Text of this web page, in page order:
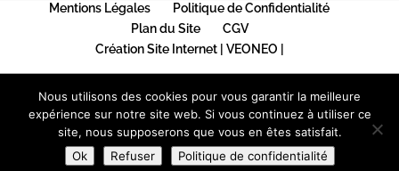
Mentions Légales
Politique de Confidentialité
Plan du Site
CGV
Création Site Internet | VEONEO |
Nous utilisons des cookies pour vous garantir la meilleure
expérience sur notre site web. Si vous continuez à utiliser ce
site, nous supposerons que vous en êtes satisfait.
Ok
Refuser Politique de confidentialité